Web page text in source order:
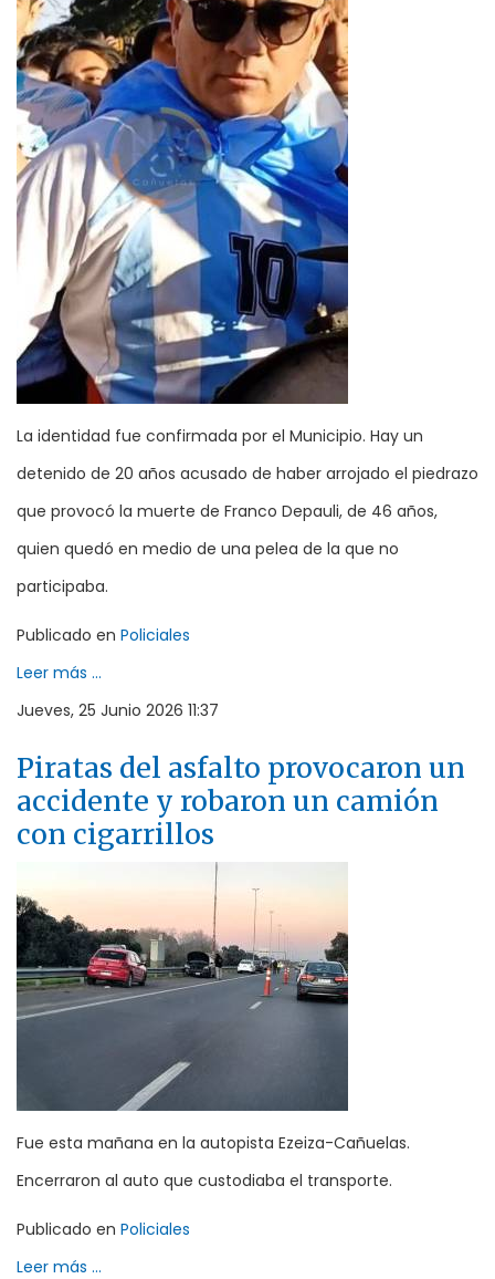
La identidad fue confirmada por el Municipio. Hay un
detenido de 20 años acusado de haber arrojado el piedrazo
que provocó la muerte de Franco Depauli, de 46 años,
quien quedó en medio de una pelea de la que no
participaba.
Publicado en Policiales
Leer más ...
Jueves, 25 Junio 2026 11:37
Piratas del asfalto provocaron un
accidente y robaron un camión
con cigarrillos
Fue esta mañana en la autopista Ezeiza-Cañuelas.
Encerraron al auto que custodiaba el transporte.
Publicado en Policiales
Leer más ...